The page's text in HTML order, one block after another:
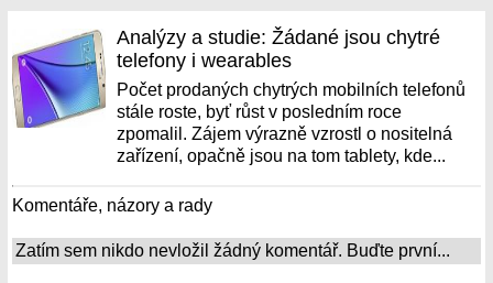
Analýzy a studie: Žádané jsou chytré
telefony i wearables
Počet prodaných chytrých mobilních telefonů
stále roste, byť růst v posledním roce
zpomalil. Zájem výrazně vzrostl o nositelná
zařízení, opačně jsou na tom tablety, kde...
Komentáře, názory a rady
Zatím sem nikdo nevložil žádný komentář. Buďte první...